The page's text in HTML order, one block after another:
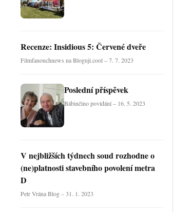
Recenze: Insidious 5: Červené dveře
Filmfanouchnews na Bloguji.cool – 7. 7. 2023
Poslední příspěvek
Bábinčino povídání – 16. 5. 2023
V nejbližších týdnech soud rozhodne o
(ne)platnosti stavebního povolení metra
D
Petr Vrána Blog – 31. 1. 2023